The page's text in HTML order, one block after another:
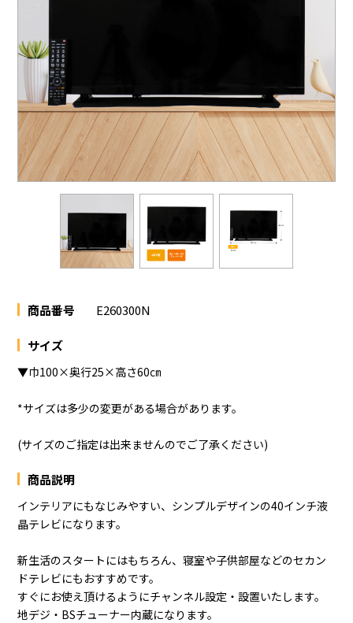
商品番号 E260300N
サイズ
▼巾100×奥行25×高さ60㎝
*サイズは多少の変更がある場合があります。
(サイズのご指定は出来ませんのでご了承ください)
商品説明
インテリアにもなじみやすい、シンプルデザインの40インチ液
晶テレビになります。
新生活のスタートにはもちろん、寝室や子供部屋などのセカン
ドテレビにもおすすめです。
すぐにお使え頂けるようにチャンネル設定・設置いたします。
地デジ・BSチューナー内蔵になります。